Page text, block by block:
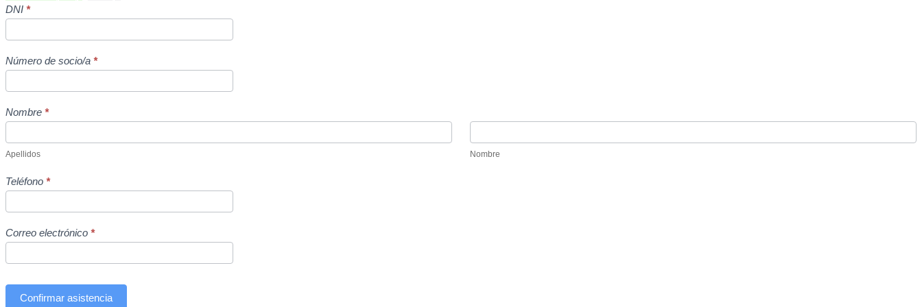
Inscripción
Viaje
a
Rioja
DNI *
Número de socio/a *
Nombre *
Apellidos Nombre
Teléfono *
Correo electrónico *
Confirmar asistencia